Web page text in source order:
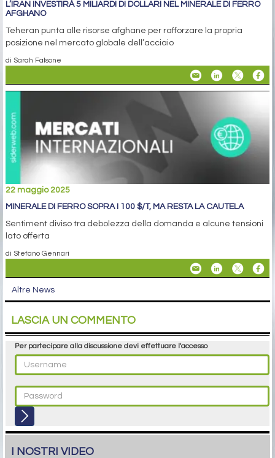
L’IRAN INVESTIRÀ 5 MILIARDI DI DOLLARI NEL MINERALE DI FERRO
AFGHANO
Teheran punta alle risorse afghane per rafforzare la propria
posizione nel mercato globale dell’acciaio
di Sarah Falsone
22 maggio 2025
MINERALE DI FERRO SOPRA I 100 $/T, MA RESTA LA CAUTELA
Sentiment diviso tra debolezza della domanda e alcune tensioni
lato offerta
di Stefano Gennari
Altre News
LASCIA UN COMMENTO
Per partecipare alla discussione devi effettuare l'accesso
I NOSTRI VIDEO